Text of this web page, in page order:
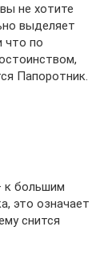
не хотите
выделяет
что по
Папоротник.
к большим
это означает
снится